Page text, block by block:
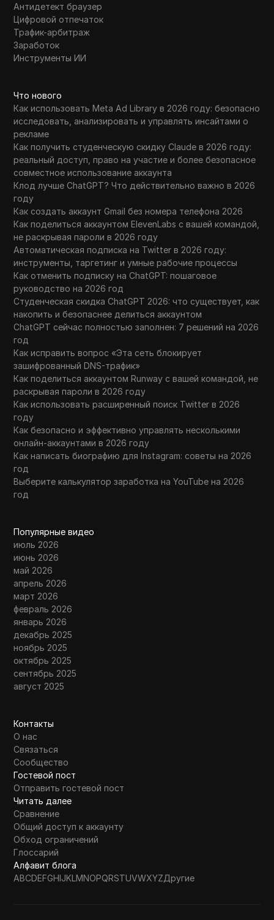
Антидетект браузер
Цифровой отпечаток
Трафик-арбитраж
Заработок
Инструменты ИИ
Что нового
Как использовать Meta Ad Library в 2026 году: безопасно
исследовать, анализировать и управлять инсайтами о
рекламе
Как получить студенческую скидку Claude в 2026 году:
реальный доступ, право на участие и более безопасное
совместное использование аккаунта
Клод лучше ChatGPT? Что действительно важно в 2026
году
Как создать аккаунт Gmail без номера телефона 2026
Как поделиться аккаунтом ElevenLabs с вашей командой,
не раскрывая пароли в 2026 году
Автоматическая подписка на Twitter в 2026 году:
инструменты, таргетинг и умные рабочие процессы
Как отменить подписку на ChatGPT: пошаговое
руководство на 2026 год
Студенческая скидка ChatGPT 2026: что существует, как
накопить и безопаснее делиться аккаунтом
ChatGPT сейчас полностью заполнен: 7 решений на 2026
год
Как исправить вопрос «Эта сеть блокирует
зашифрованный DNS-трафик»
Как поделиться аккаунтом Runway с вашей командой, не
раскрывая пароли в 2026 году
Как использовать расширенный поиск Twitter в 2026
году
Как безопасно и эффективно управлять несколькими
онлайн-аккаунтами в 2026 году
Как написать биографию для Instagram: советы на 2026
год
Выберите калькулятор заработка на YouTube на 2026
год
Популярные видео
июль 2026
июнь 2026
май 2026
апрель 2026
март 2026
февраль 2026
январь 2026
декабрь 2025
ноябрь 2025
октябрь 2025
сентябрь 2025
август 2025
Контакты
О нас
Связаться
Сообщество
Гостевой пост
Отправить гостевой пост
Читать далее
Сравнение
Общий доступ к аккаунту
Обход ограничений
Глоссарий
Алфавит блога
ABCDEFGHIJKLMNOPQRSTUVWXYZДругие